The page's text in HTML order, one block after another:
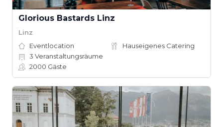
Glorious Bastards Linz
Linz
Eventlocation
Hauseigenes Catering
3 Veranstaltungsräume
2000 Gäste